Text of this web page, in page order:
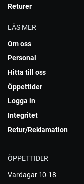
Returer
LÄS MER
Om oss
Personal
Hitta till oss
Öppettider
Logga in
Integritet
Retur/Reklamation
ÖPPETTIDER
Vardagar 10-18